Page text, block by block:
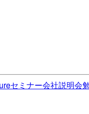
セミナー会社説明会